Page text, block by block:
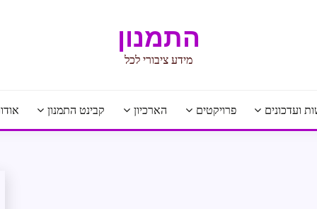
התמנון
מידע ציבורי לכל
ועדכונים פרויקטים הארכיון קבינט התמנון